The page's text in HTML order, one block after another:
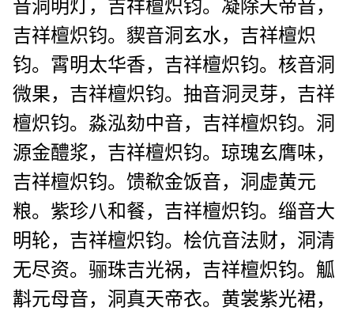
音洞明灯，吉祥檀炽钧。凝除天帝音，
吉祥檀炽钧。䝟音洞玄水，吉祥檀炽
钧。霄明太华香，吉祥檀炽钧。核音洞
微果，吉祥檀炽钧。抽音洞灵芽，吉祥
檀炽钧。淼泓劾中音，吉祥檀炽钧。洞
源金醴浆，吉祥檀炽钧。琼瑰玄膺味，
吉祥檀炽钧。馈欷金饭音，洞虚黄元
粮。紫珍八和餐，吉祥檀炽钧。缁音大
明轮，吉祥檀炽钧。桧伉音法财，洞清
无尽资。骊珠吉光祸，吉祥檀炽钧。觚
斠元母音，洞真天帝衣。黄裳紫光裙，